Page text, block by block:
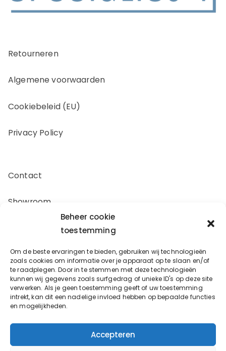
Beheer cookie
toestemming
Om de beste ervaringen te bieden, gebruiken wij technologieën
zoals cookies om informatie over je apparaat op te slaan en/of
te raadplegen. Door in te stemmen met deze technologieën
kunnen wij gegevens zoals surfgedrag of unieke ID's op deze site
verwerken. Als je geen toestemming geeft of uw toestemming
intrekt, kan dit een nadelige invloed hebben op bepaalde functies
en mogelijkheden.
Accepteren
Retourneren
Algemene voorwaarden
Cookiebeleid (EU)
Privacy Policy
Contact
Showroom
Offerte aanvragen
Zakelijk inkopen
Oostergracht 17-10
3763LX Soest
info@bouwbeslagspecialist.nl